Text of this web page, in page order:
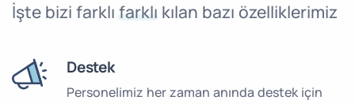
İşte bizi farklı farklı kılan bazı özelliklerimiz
Destek
Personelimiz her zaman anında destek için